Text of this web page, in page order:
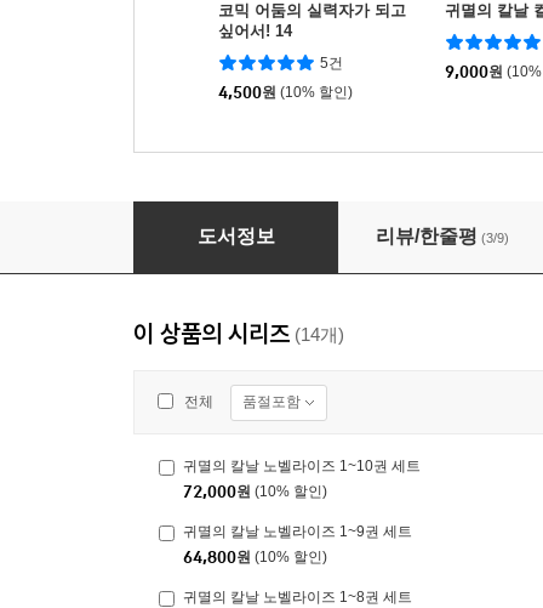
코믹 어둠의 실력자가 되고
싶어서! 14
5건
4,500원 (10% 할인)
귀멸의 칼날
9,000원
귀멸의 칼날 노벨라이즈 9
도서정보 리뷰/한줄평 (3/9)
이 상품의 시리즈 (14개)
전체 품절포함
귀멸의 칼날 노벨라이즈 1~10권 세트
72,000원 (10% 할인)
귀멸의 칼날 노벨라이즈 1~9권 세트
64,800원 (10% 할인)
귀멸의 칼날 노벨라이즈 1~8권 세트